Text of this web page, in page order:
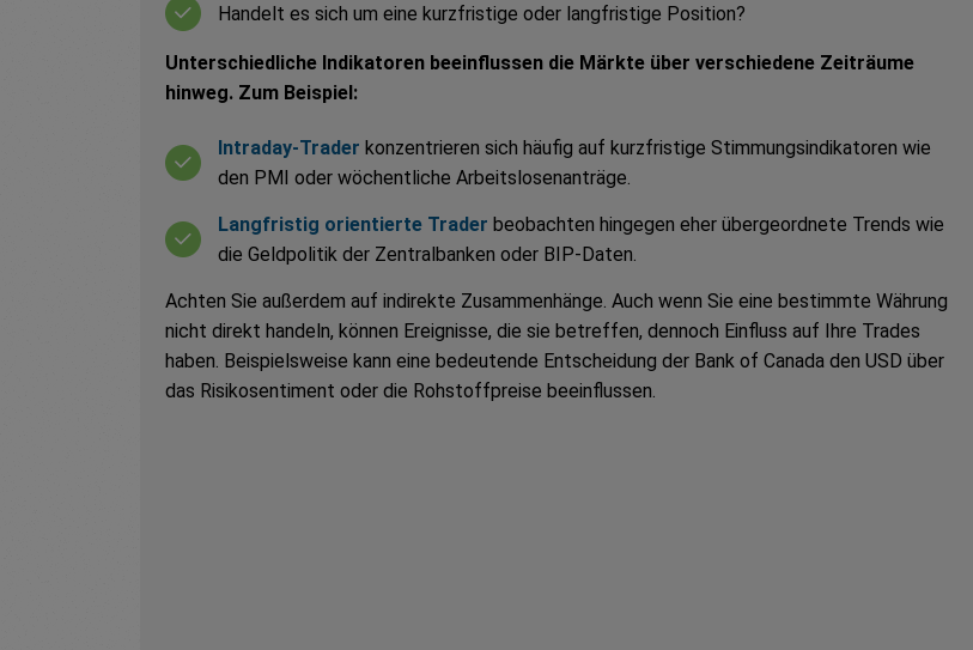
Handelt es sich um eine kurzfristige oder langfristige Position?
Unterschiedliche Indikatoren beeinflussen die Märkte über verschiedene Zeiträume
hinweg. Zum Beispiel:
Intraday-Trader konzentrieren sich häufig auf kurzfristige Stimmungsindikatoren wie
den PMI oder wöchentliche Arbeitslosenanträge.
Langfristig orientierte Trader beobachten hingegen eher übergeordnete Trends wie
die Geldpolitik der Zentralbanken oder BIP-Daten.
Achten Sie außerdem auf indirekte Zusammenhänge. Auch wenn Sie eine bestimmte Währung
nicht direkt handeln, können Ereignisse, die sie betreffen, dennoch Einfluss auf Ihre Trades
haben. Beispielsweise kann eine bedeutende Entscheidung der Bank of Canada den USD über
das Risikosentiment oder die Rohstoffpreise beeinflussen.